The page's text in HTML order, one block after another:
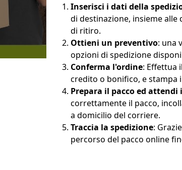
Inserisci i dati della
di destinazione, insieme alle
di ritiro.
Ottieni un preventivo: una
opzioni di spedizione
Conferma l'ordine: Effettua
credito o bonifico, e stampa
Prepara il pacco ed attendi
correttamente il pacco,
a domicilio del corriere.
Traccia la spedizione:
percorso del pacco online